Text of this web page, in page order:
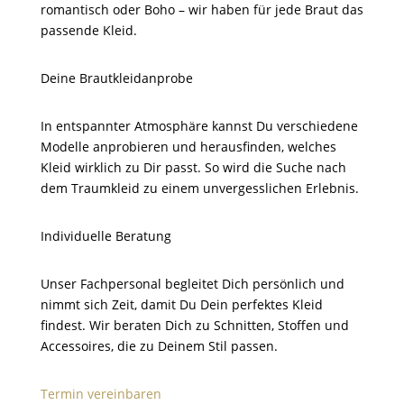
romantisch oder Boho – wir haben für jede Braut das
passende Kleid.
Deine Brautkleidanprobe
In entspannter Atmosphäre kannst Du verschiedene
Modelle anprobieren und herausfinden, welches
Kleid wirklich zu Dir passt. So wird die Suche nach
dem Traumkleid zu einem unvergesslichen Erlebnis.
Individuelle Beratung
Unser Fachpersonal begleitet Dich persönlich und
nimmt sich Zeit, damit Du Dein perfektes Kleid
findest. Wir beraten Dich zu Schnitten, Stoffen und
Accessoires, die zu Deinem Stil passen.
Termin vereinbaren